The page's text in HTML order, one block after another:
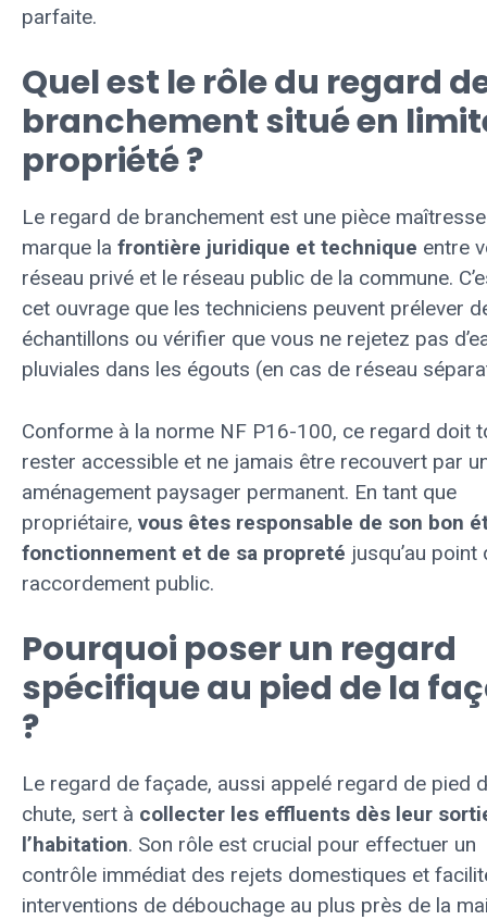
parfaite.
Quel est le rôle du regard
branchement situé en
propriété ?
Le regard de branchement est une pièce
marque la frontière juridique et technique entre
réseau privé et le réseau public de la commune.
cet ouvrage que les techniciens peuvent prélever
échantillons ou vérifier que vous ne rejetez pas
pluviales dans les égouts (en cas de réseau
Conforme à la norme NF P16-100, ce regard doit
rester accessible et ne jamais être recouvert par
aménagement paysager permanent. En tant que
propriétaire, vous êtes responsable de son bon
fonctionnement et de sa propreté jusqu’au point
raccordement public.
Pourquoi poser un regard
spécifique au pied de la
?
Le regard de façade, aussi appelé regard de pied
chute, sert à collecter les effluents dès leur
l’habitation. Son rôle est crucial pour effectuer un
contrôle immédiat des rejets domestiques et
interventions de débouchage au plus près de la